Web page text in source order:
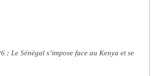
: Le Sénégal s’impose face au Kenya et se